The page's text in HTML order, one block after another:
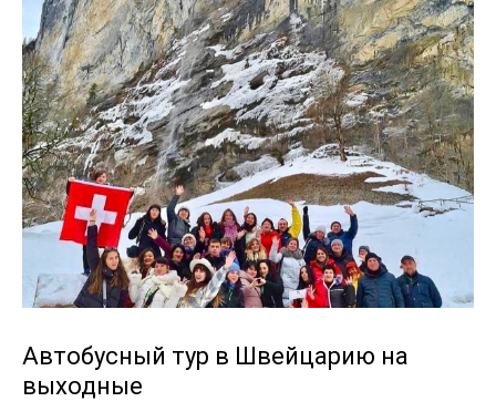
Автобусный тур в Швейцарию на
выходные